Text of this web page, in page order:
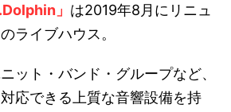
」 は2019年8月にリニュ
ライブハウス。
ット・バンド・グループなど、
応できる上質な音響設備を持